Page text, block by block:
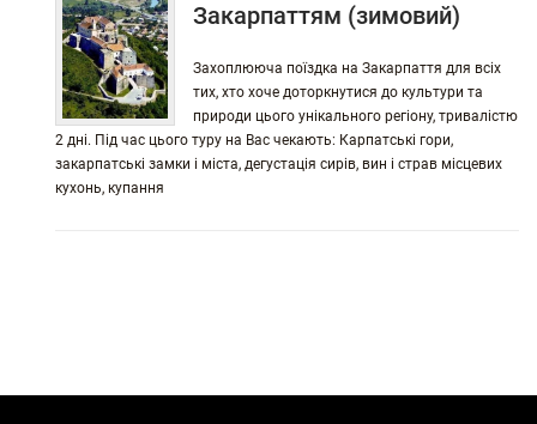
Закарпаттям (зимовий)
Захоплююча поїздка на Закарпаття для всіх
тих, хто хоче доторкнутися до культури та
природи цього унікального регіону, тривалістю
2 дні. Під час цього туру на Вас чекають: Карпатські гори,
закарпатські замки і міста, дегустація сирів, вин і страв місцевих
кухонь, купання